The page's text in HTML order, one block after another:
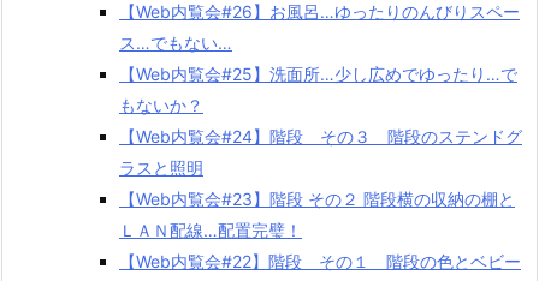
【Web内覧会#26】お風呂…ゆったりのんびりスペー
ス…でもない…
【Web内覧会#25】洗面所…少し広めでゆったり…で
もないか？
【Web内覧会#24】階段 その３ 階段のステンドグ
ラスと照明
【Web内覧会#23】階段 その２ 階段横の収納の棚と
ＬＡＮ配線…配置完璧！
【Web内覧会#22】階段 その１ 階段の色とベビー